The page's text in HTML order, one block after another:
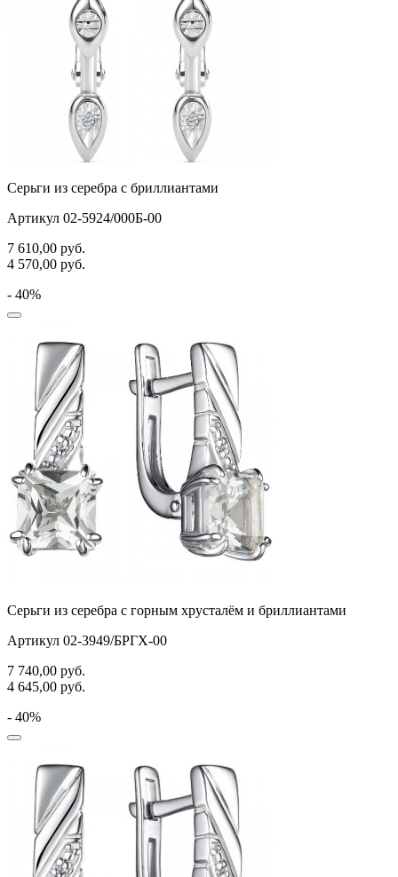
Серьги из серебра с бриллиантами
Артикул 02-5924/000Б-00
7 610,00 руб.
4 570,00 руб.
- 40%
Серьги из серебра с горным хрусталём и бриллиантами
Артикул 02-3949/БРГХ-00
7 740,00 руб.
4 645,00 руб.
- 40%